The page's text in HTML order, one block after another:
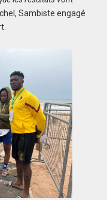
Sambiste engagé